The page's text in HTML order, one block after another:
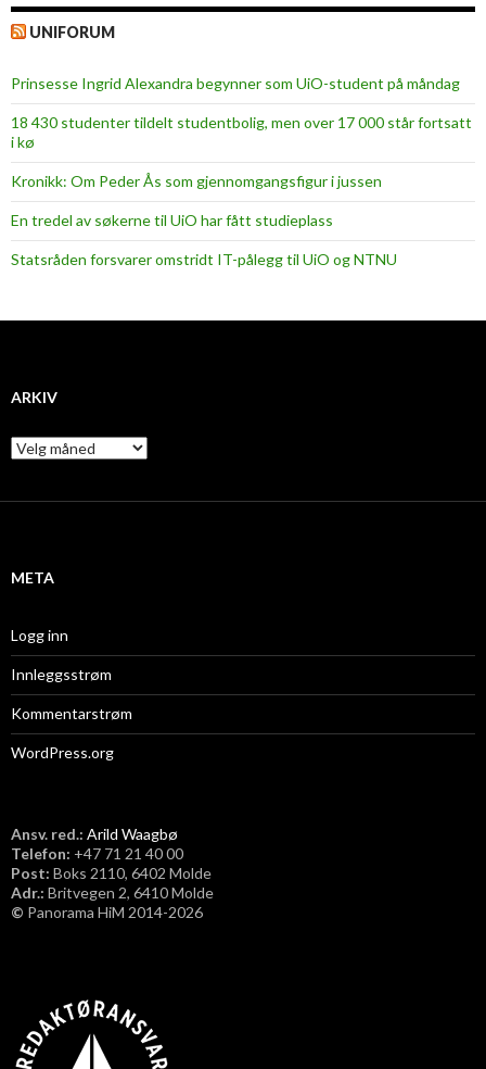
UNIFORUM
Prinsesse Ingrid Alexandra begynner som UiO-student på måndag
18 430 studenter tildelt studentbolig, men over 17 000 står fortsatt
i kø
Kronikk: Om Peder Ås som gjennomgangsfigur i jussen
En tredel av søkerne til UiO har fått studieplass
Statsråden forsvarer omstridt IT-pålegg til UiO og NTNU
ARKIV
A
r
i
META
Logg inn
Innleggsstrøm
Kommentarstrøm
WordPress.org
Ansv. red.: Arild Waagbø
Telefon: ​+47 71 21 40 00
Post: Boks 2110, 6402 Molde
Adr.: Britvegen 2, 6410 Molde
© Panorama HiM 2014-2026